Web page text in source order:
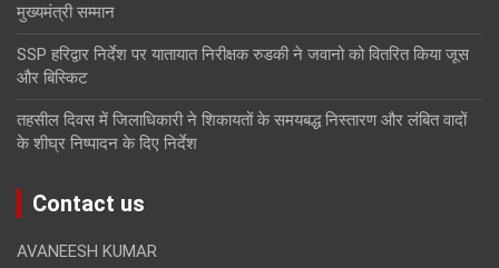
मुख्यमंत्री सम्मान
SSP हरिद्वार निर्देश पर यातायात निरीक्षक रुडकी ने जवानो को वितरित किया जूस
और बिस्किट
तहसील दिवस में जिलाधिकारी ने शिकायतों के समयबद्ध निस्तारण और लंबित वादों
के शीघ्र निष्पादन के दिए निर्देश
Contact us
AVANEESH KUMAR